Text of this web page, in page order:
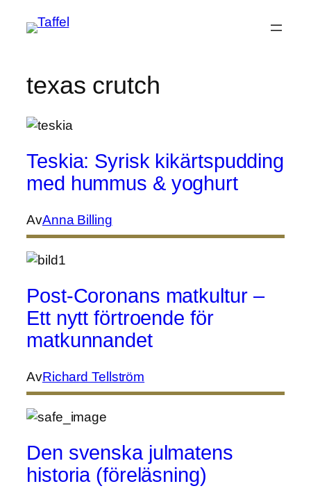
texas crutch
Teskia: Syrisk kikärtspudding
med hummus & yoghurt
AvAnna Billing
Post-Coronans matkultur –
Ett nytt förtroende för
matkunnandet
AvRichard Tellström
Den svenska julmatens
historia (föreläsning)